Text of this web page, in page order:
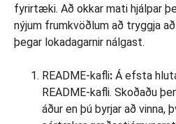
fyrirtæki. Að okkar mati hjálpar
nýjum frumkvöðlum að tryggja
þegar lokadagarnir nálgast.
README-kafli: Á efsta
README-kafli. Skoðaðu
áður en þú byrjar að vinna,